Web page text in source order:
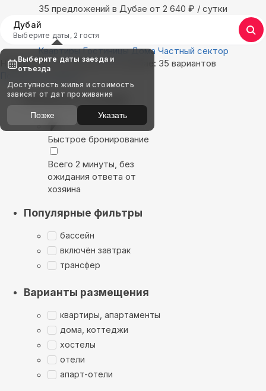
35 предложений в Дубае oт 2 640 ₽ / сутки
Дубай
Выберите даты, 2 гостя
Квартиры Гостиницы Дома Частный сектор
Найдём, где остановиться в Дубае: 35 вариантов
Показать на карте
Выбирайте лучшее
Быстрое бронирование
Всего 2 минуты, без
ожидания ответа от
хозяина
Популярные фильтры
бассейн
включён завтрак
трансфер
Варианты размещения
квартиры, апартаменты
дома, коттеджи
хостелы
отели
апарт-отели
Выберите даты заезда и
отъезда
Доступность жилья и стоимость
зависят от дат проживания
Позже Указать